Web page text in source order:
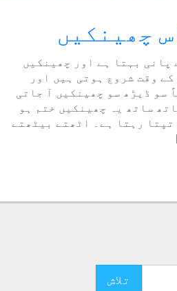
چھینکیں
پانی بہتا ہے اور چھینکیں
وقت شروع ہوتی ہیں اور
سو ڈیڑھ سو چھینکیں آ جاتی
ساتھ یہ چھینکیں ختم ہو
رہتا ہے۔ اٹھتے بیٹھتے